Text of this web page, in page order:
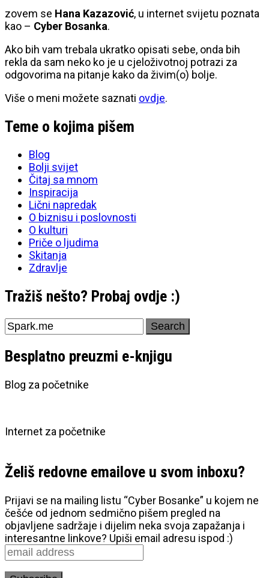
zovem se Hana Kazazović, u internet svijetu poznata
kao – Cyber Bosanka.
Ako bih vam trebala ukratko opisati sebe, onda bih
rekla da sam neko ko je u cjeloživotnoj potrazi za
odgovorima na pitanje kako da živim(o) bolje.
Više o meni možete saznati ovdje.
Teme o kojima pišem
Blog
Bolji svijet
Čitaj sa mnom
Inspiracija
Lični napredak
O biznisu i poslovnosti
O kulturi
Priče o ljudima
Skitanja
Zdravlje
Tražiš nešto? Probaj ovdje :)
Search
for:
Besplatno preuzmi e-knjigu
Blog za početnike
Internet za početnike
Želiš redovne emailove u svom inboxu?
Prijavi se na mailing listu “Cyber Bosanke” u kojem ne
češće od jednom sedmično pišem pregled na
objavljene sadržaje i dijelim neka svoja zapažanja i
interesantne linkove? Upiši email adresu ispod :)